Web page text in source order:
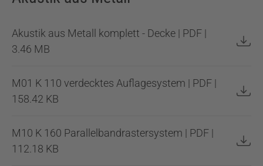
Akustik aus Metall komplett - Decke | PDF |
3.46 MB
M01 K 110 verdecktes Auflagesystem | PDF |
158.42 KB
M10 K 160 Parallelbandrastersystem | PDF |
112.18 KB